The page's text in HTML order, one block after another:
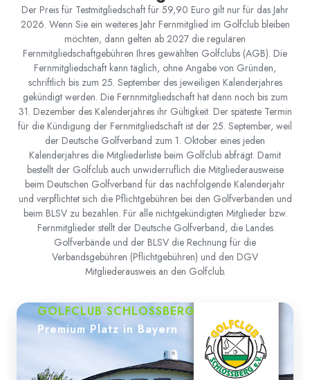
Der Preis für Testmitgliedschaft für 59,90 Euro gilt nur für das Jahr
2026. Wenn Sie ein weiteres Jahr Fernmitglied im Golfclub bleiben
möchten, dann gelten ab 2027 die regulären
Fernmitgliedschaftgebühren Ihres gewählten Golfclubs (AGB). Die
Fernmitgliedschaft kann täglich, ohne Angabe von Gründen,
schriftlich bis zum 25. September des jeweiligen Kalenderjahres
gekündigt werden. Die Fernnmitgliedschaft hat dann noch bis zum
31. Dezember des Kalenderjahres ihr Gültigkeit. Der späteste Termin
für die Kündigung der Fernmitgliedschaft ist der 25. September, weil
der Deutsche Golfverband zum 1. Oktober eines jeden
Kalenderjahres die Mitgliederliste beim Golfclub abfrägt. Damit
bestellt der Golfclub auch unwiderruflich die Mitgliederausweise
beim Deutschen Golfverband für das nachfolgende Kalenderjahr
und verpflichtet sich die Pflichtgebühren bei den Golfverbänden und
beim BLSV zu bezahlen. Für alle nichtgekündigten Mitglieder bzw.
Fernmitglieder stellt der Deutsche Golfverband, die Landes
Golfverbände und der BLSV die Rechnung für die
Verbandsgebühren (Pflichtgebühren) und den DGV
Mitgliederausweis an den Golfclub.
GOLFCLUB SCHLOSSBERG
Premium Platz in Bayern